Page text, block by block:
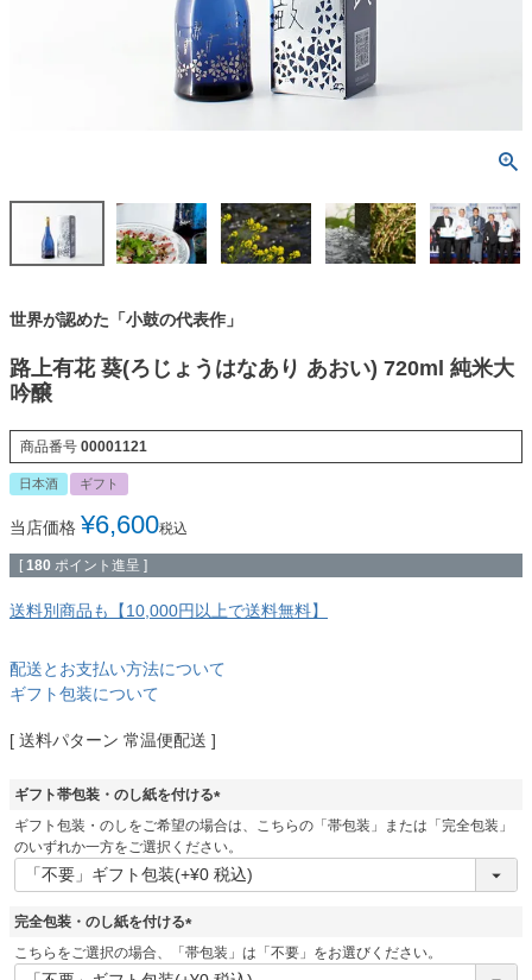
世界が認めた「小鼓の代表作」
路上有花 葵(ろじょうはなあり あおい) 720ml 純米大
吟醸
商品番号 00001121
日本酒 ギフト
当店価格 ¥6,600税込
[ 180 ポイント進呈 ]
送料別商品も【10,000円以上で送料無料】
配送とお支払い方法について
ギフト包装について
送料パターン 常温便配送
ギフト帯包装・のし紙を付ける
(
必
須
)
ギフト包装・のしをご希望の場合は、こちらの「帯包装」または「完全包装」
のいずれか一方をご選択ください。
完全包装・のし紙を付ける
(
必
こちらをご選択の場合、「帯包装」は「不要」をお選びください。